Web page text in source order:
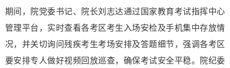
期间，院党委书记、院长刘志达通过国家教育考试指挥中心
管理平台，实时查看各考区考生入场安检及手机集中存放情
况，并关切询问残疾考生考场安排及答题细节，强调各考区
要安排专人做好视频回放巡查，确保考试安全平稳。院纪委